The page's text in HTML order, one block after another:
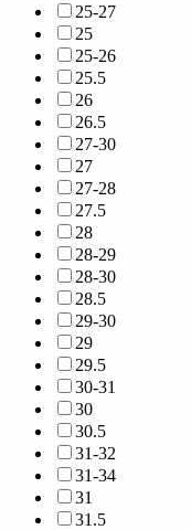
25-27
25
25-26
25.5
26
26.5
27-30
27
27-28
27.5
28
28-29
28-30
28.5
29-30
29
29.5
30-31
30
30.5
31-32
31-34
31
31.5